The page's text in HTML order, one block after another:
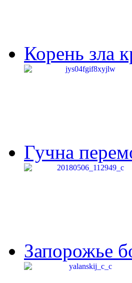
Корень зла
Гучна
Запорожье